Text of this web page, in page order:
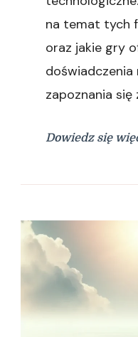
na temat tych
oraz jakie gry
zapoznania się
Dowiedz się